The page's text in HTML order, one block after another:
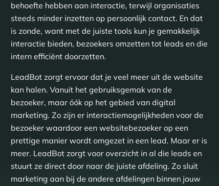
behoefte hebben aan interactie, terwijl organisaties
steeds minder inzetten op persoonlijk contact. En dat
is zonde, want met de juiste tools kun je gemakkelijk
interactie bieden, bezoekers omzetten tot leads en die
intern efficiënt doorzetten.
LeadBot zorgt ervoor dat je veel meer uit de website
kan halen. Vanuit het gebruiksgemak van de
bezoeker, maar óók op het gebied van digital
marketing. Zo zijn er interactiemogelijkheden voor de
bezoeker waardoor een websitebezoeker op een
prettige manier wordt omgezet in een lead. Maar er is
meer. LeadBot zorgt voor overzicht in al die leads en
stuurt ze direct door naar de juiste afdeling. Zo sluit
marketing aan bij de andere afdelingen binnen jouw